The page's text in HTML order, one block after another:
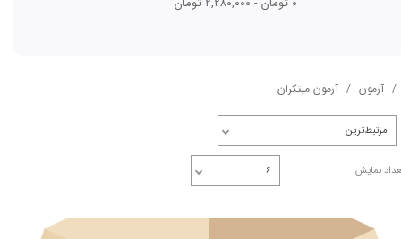
آزمون آزمون مبتکران
مرتبط‌ترین
نمایش ۶